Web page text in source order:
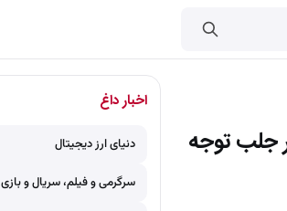
جلب توجه
اخبار داغ
دنیای ارز دیجیتال
سرگرمی و فیلم، سریال و بازی